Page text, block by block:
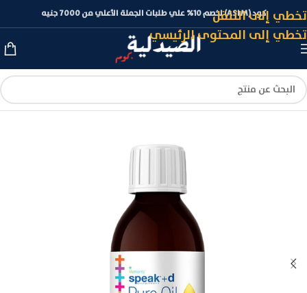
تخطي إلى التنقل
تخطي إلى المحتوى الرئيسي
كود (ASLM) لخصم 10% علي طلبات الجملة الأعلي من 7000 جنيه